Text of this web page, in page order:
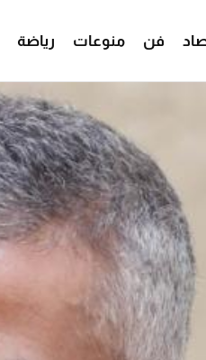
فن منوعات رياضة